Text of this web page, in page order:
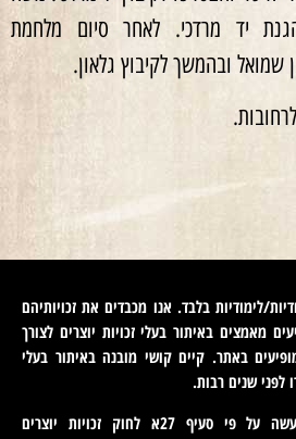
יד מרדכי. לאחר סיום מלחמת
ובהמשך לקיבוץ גלאון.
לימודיות בלבד. אנו מכבדים את זכויותיהם
מאמצים באיתור בעלי זכויות יוצרים לצורך
באתר. קיים קושי מובנה באיתור בעלי
לפני שנים רבות.
השימוש בזכויות היוצרים נעשה על פי סעיף 27א לחוק זכויות יוצרים